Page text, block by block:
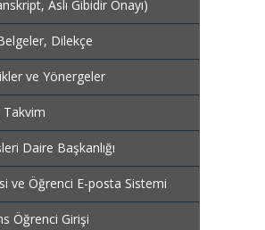
Aslı Gibidir Onayı)
Dilekçe
ve Yönergeler
Daire Başkanlığı
ve Öğrenci E-posta Sistemi
Öğrenci Girişi